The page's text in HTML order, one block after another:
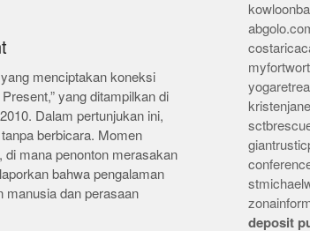
menciptakan koneksi
yang ditampilkan di
Dalam pertunjukan ini,
berbicara. Momen
mana penonton merasakan
bahwa pengalaman
manusia dan perasaan
deposit